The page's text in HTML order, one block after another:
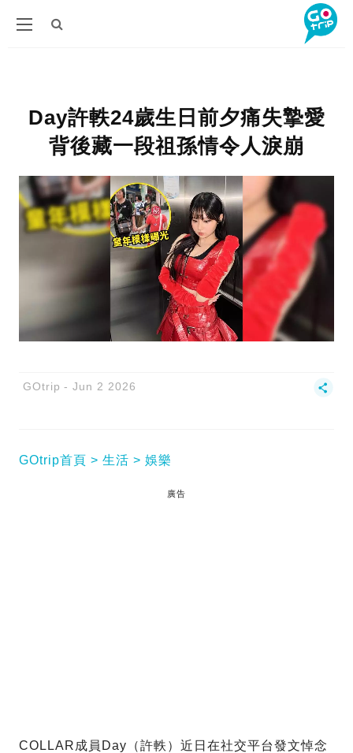
Day許軼24歲生日前夕痛失摯愛
背後藏一段祖孫情令人淚崩
GOtrip Jun 2 2026
GOtrip首頁 生活 娛樂
廣告
COLLAR成員Day（許軼）近日在社交平台發文悼念